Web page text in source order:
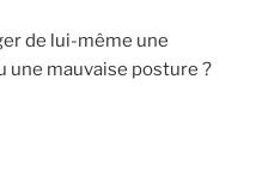
de lui-même une
une mauvaise posture ?